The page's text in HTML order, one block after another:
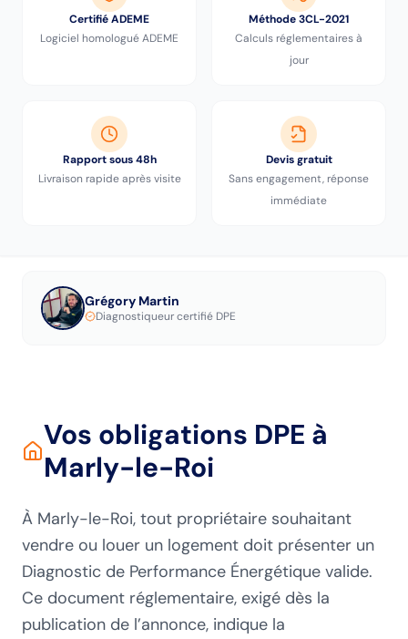
Certifié ADEME
Logiciel homologué ADEME
Méthode 3CL-2021
Calculs réglementaires à
jour
Rapport sous 48h
Livraison rapide après visite
Devis gratuit
Sans engagement, réponse
immédiate
Grégory Martin
Diagnostiqueur certifié DPE
Vos obligations DPE à
Marly-le-Roi
À Marly-le-Roi, tout propriétaire souhaitant
vendre ou louer un logement doit présenter un
Diagnostic de Performance Énergétique valide.
Ce document réglementaire, exigé dès la
publication de l’annonce, indique la